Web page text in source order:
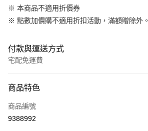
※ 本商品不適用折價券
※ 點數加價購不適用折扣活動，滿額贈除外。
付款與運送方式
宅配免運費
信用卡一次付款
LINE Pay
商品特色
商品編號
9388992